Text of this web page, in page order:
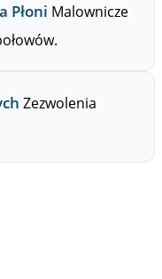
Płoni Malownicze
Zezwolenia